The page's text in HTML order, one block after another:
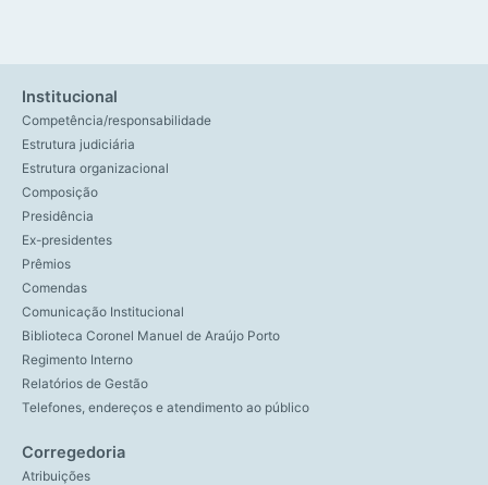
Institucional
Competência/responsabilidade
Estrutura judiciária
Estrutura organizacional
Composição
Presidência
Ex-presidentes
Prêmios
Comendas
Comunicação Institucional
Biblioteca Coronel Manuel de Araújo Porto
Regimento Interno
Relatórios de Gestão
Telefones, endereços e atendimento ao público
Corregedoria
Atribuições